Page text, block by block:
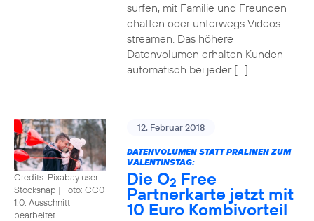
surfen, mit Familie und Freunden
chatten oder unterwegs Videos
streamen. Das höhere
Datenvolumen erhalten Kunden
automatisch bei jeder […]
Credits: Pixabay user
Stocksnap | Foto: CC0
1.0, Ausschnitt
bearbeitet
12. Februar 2018
DATENVOLUMEN STATT PRALINEN ZUM
VALENTINSTAG:
Die O2 Free
Partnerkarte jetzt mit
10 Euro Kombivorteil